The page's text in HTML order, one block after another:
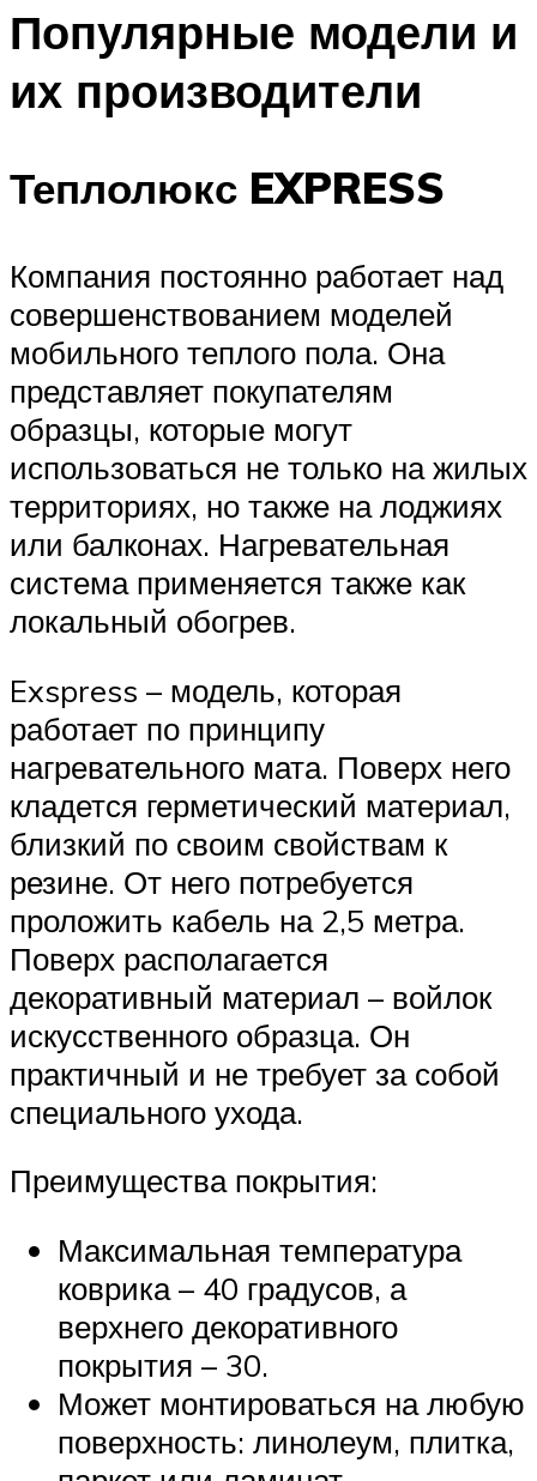
Популярные модели и
их производители
Теплолюкс EXPRESS
Компания постоянно работает над
совершенствованием моделей
мобильного теплого пола. Она
представляет покупателям
образцы, которые могут
использоваться не только на жилых
территориях, но также на лоджиях
или балконах. Нагревательная
система применяется также как
локальный обогрев.
Exspress – модель, которая
работает по принципу
нагревательного мата. Поверх него
кладется герметический материал,
близкий по своим свойствам к
резине. От него потребуется
проложить кабель на 2,5 метра.
Поверх располагается
декоративный материал – войлок
искусственного образца. Он
практичный и не требует за собой
специального ухода.
Преимущества покрытия:
Максимальная температура
коврика – 40 градусов, а
верхнего декоративного
покрытия – 30.
Может монтироваться на любую
поверхность: линолеум, плитка,